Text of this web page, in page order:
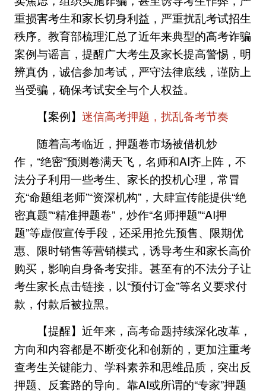
重损害考生和家长切身利益，严重扰乱考试招生
秩序。教育部梳理汇总了近年来典型的高考诈骗
案例与谣言，提醒广大考生及家长提高警惕，明
辨真伪，诚信参加考试，严守法律底线，谨防上
当受骗，确保考试安全与个人权益。
【案例】 迷信高考押题，扰乱备考节奏
随着高考临近，押题卷市场被借机炒
作，“绝密”预测卷满天飞，名师和AI齐上阵，不
法分子利用一些考生、家长的投机心理，常冒
充“命题组老师”“资深机构”，大肆宣传能提供“绝
密真题”“精准押题卷”，炒作“名师押题”“AI押
题”等虚假宣传手段，还采用抢先预售、限期优
惠、限时销售等营销模式，诱导考生和家长高价
购买，影响自身备考安排。甚至有的不法分子让
考生家长点击链接，以“预付订金”等名义要求付
款，付款后被拉黑。
【提醒】 近年来，高考命题持续深化改革，
方向和内容都是不断变化和创新的，更加注重考
查考生关键能力、学科素养和思维品质，突出反
押题、反套路的导向。靠AI或所谓的“专家”押题